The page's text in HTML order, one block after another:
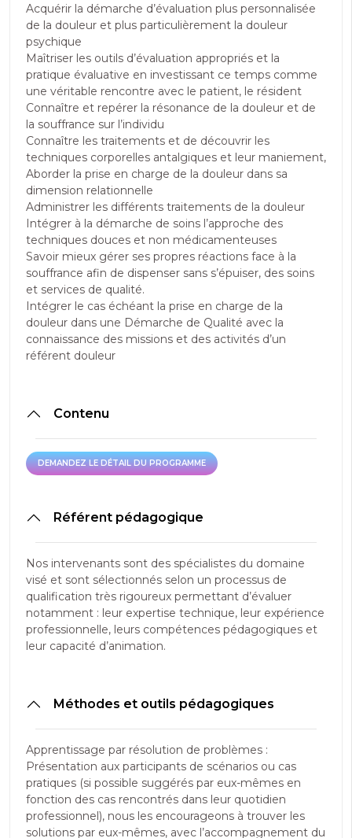
Acquérir la démarche d’évaluation plus personnalisée
de la douleur et plus particulièrement la douleur
psychique
Maîtriser les outils d’évaluation appropriés et la
pratique évaluative en investissant ce temps comme
une véritable rencontre avec le patient, le résident
Connaître et repérer la résonance de la douleur et de
la souffrance sur l’individu
Connaître les traitements et de découvrir les
techniques corporelles antalgiques et leur maniement,
Aborder la prise en charge de la douleur dans sa
dimension relationnelle
Administrer les différents traitements de la douleur
Intégrer à la démarche de soins l’approche des
techniques douces et non médicamenteuses
Savoir mieux gérer ses propres réactions face à la
souffrance afin de dispenser sans s’épuiser, des soins
et services de qualité.
Intégrer le cas échéant la prise en charge de la
douleur dans une Démarche de Qualité avec la
connaissance des missions et des activités d’un
référent douleur
Contenu
DEMANDEZ LE DÉTAIL DU PROGRAMME
DEMANDEZ LE DÉTAIL DU PROGRAMME
Référent pédagogique
Nos intervenants sont des spécialistes du domaine
visé et sont sélectionnés selon un processus de
qualification très rigoureux permettant d’évaluer
notamment : leur expertise technique, leur expérience
professionnelle, leurs compétences pédagogiques et
leur capacité d’animation.
Méthodes et outils pédagogiques
Apprentissage par résolution de problèmes :
Présentation aux participants de scénarios ou cas
pratiques (si possible suggérés par eux-mêmes en
fonction des cas rencontrés dans leur quotidien
professionnel), nous les encourageons à trouver les
solutions par eux-mêmes, avec l’accompagnement du